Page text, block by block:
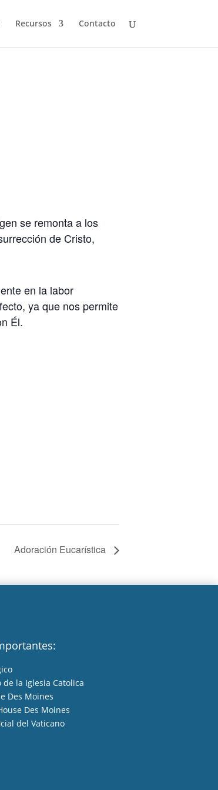
Recursos Contacto
se remonta a los
de Cristo,
en la labor
ya que nos permite
Él.
Adoración Eucarística
de la Iglesia Catolica
Des Moines
Des Moines
del Vaticano